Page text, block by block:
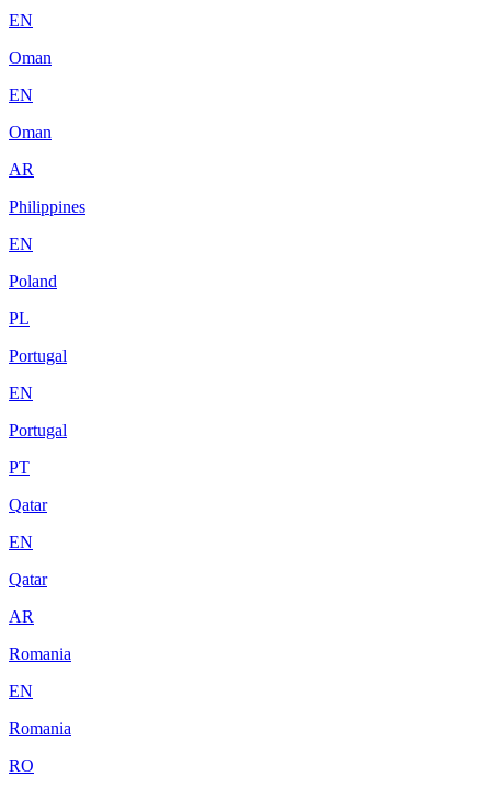
EN
Oman
EN
Oman
AR
Philippines
EN
Poland
PL
Portugal
EN
Portugal
PT
Qatar
EN
Qatar
AR
Romania
EN
Romania
RO